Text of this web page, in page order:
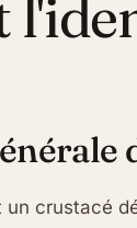
un crustacé